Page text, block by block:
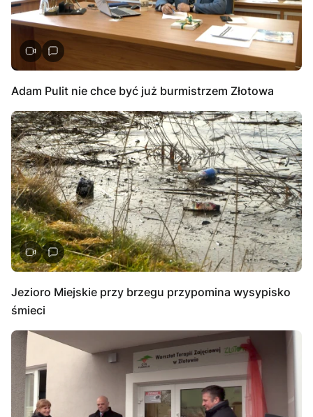
Adam Pulit nie chce być już burmistrzem Złotowa
Jezioro Miejskie przy brzegu przypomina wysypisko
śmieci